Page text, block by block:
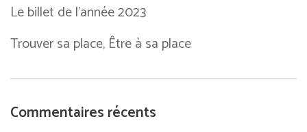
Le billet de l’année 2023
Trouver sa place, Être à sa place
Commentaires récents